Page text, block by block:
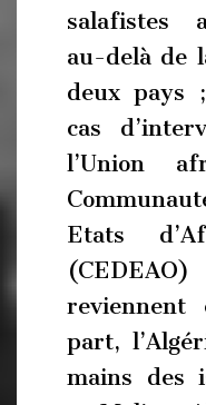
salafistes
au-delà de
deux pays
cas
l’Union
Etats
(CEDEAO)
reviennent
part,
mains des